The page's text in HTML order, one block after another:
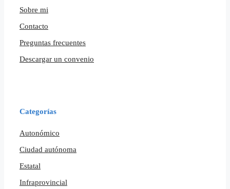
Sobre mi
Contacto
Preguntas frecuentes
Descargar un convenio
Categorías
Autonómico
Ciudad autónoma
Estatal
Infraprovincial